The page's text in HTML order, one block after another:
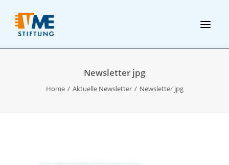
Newsletter jpg
Home Aktuelle Newsletter Newsletter jpg